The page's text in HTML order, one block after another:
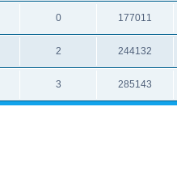
0 177011
2 244132
3 285143